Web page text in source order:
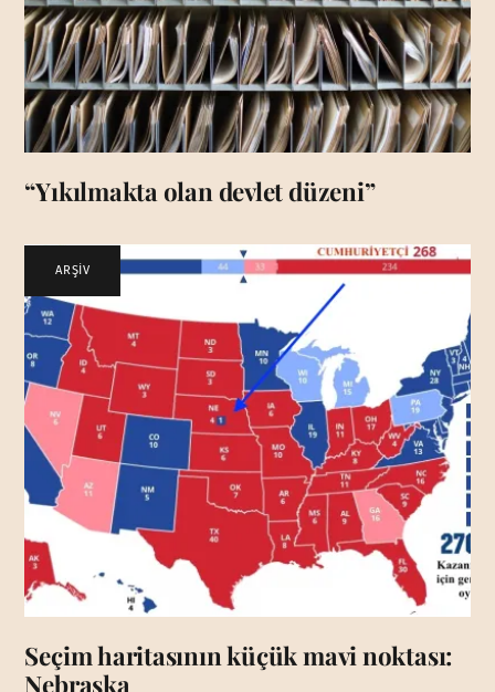
“Yıkılmakta olan devlet düzeni”
ARŞİV
Seçim haritasının küçük mavi noktası:
Nebraska